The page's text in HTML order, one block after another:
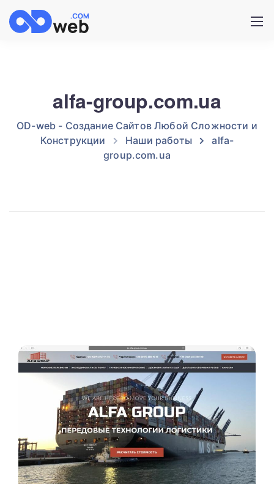
alfa-group.com.ua
OD-web - Создание Сайтов Любой Сложности и
Конструкции
Наши работы
alfa-
group.com.ua